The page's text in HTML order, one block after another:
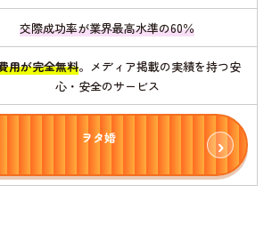
交際成功率が業界最高水準の60％
用が完全無料。メディア掲載の実績を持つ安
心・安全のサービス
ヲタ婚